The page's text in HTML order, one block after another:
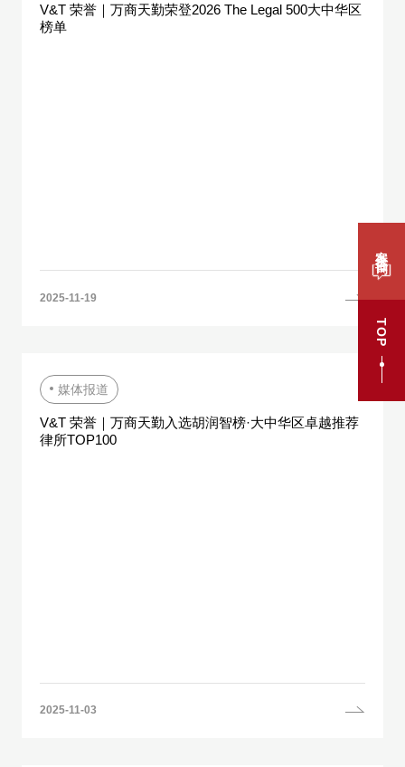
TOP
V&T 荣誉｜万商天勤荣登2026 The Legal 500大中华区
榜单
2025-11-19
媒体报道
V&T 荣誉｜万商天勤入选胡润智榜·大中华区卓越推荐
律所TOP100
2025-11-03